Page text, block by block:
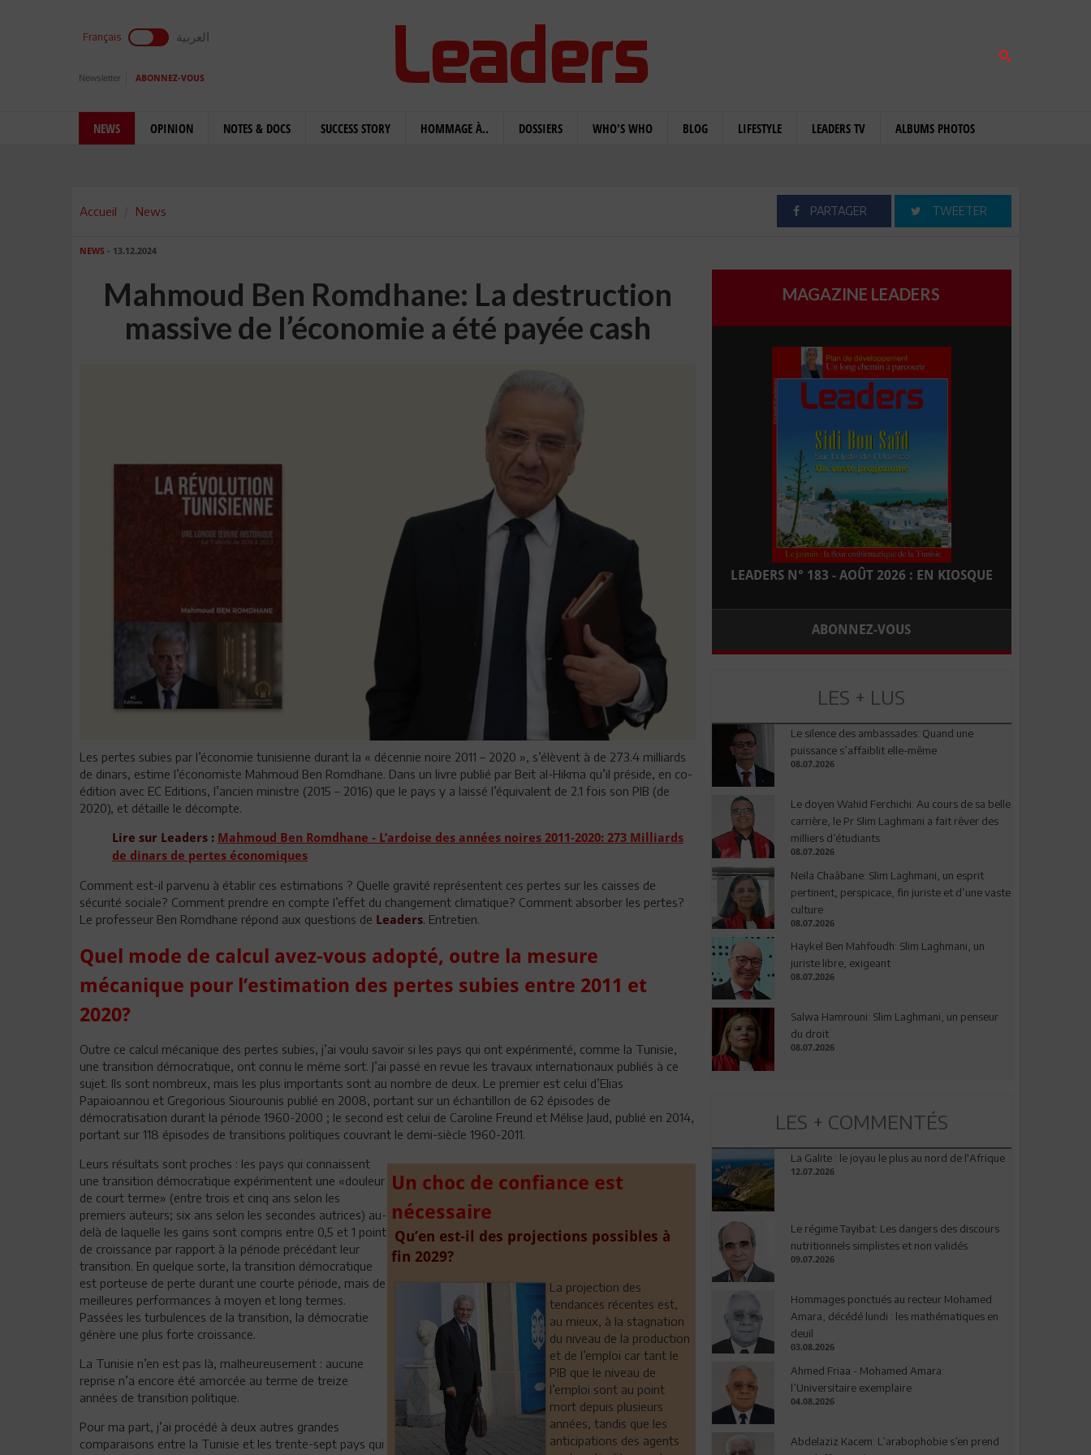
Français العربية
Newsletter ABONNEZ-VOUS
NEWS OPINION NOTES & DOCS SUCCESS STORY HOMMAGE À.. DOSSIERS WHO'S WHO BLOG LIFESTYLE LEADERS TV ALBUMS PHOTOS
Accueil News PARTAGER TWEETER
NEWS - 13.12.2024
Mahmoud Ben Romdhane: La destruction
massive de l’économie a été payée cash
Les pertes subies par l’économie tunisienne durant la « décennie noire 2011 – 2020 », s’élèvent à de 273.4 milliards
de dinars, estime l’économiste Mahmoud Ben Romdhane. Dans un livre publié par Beit al-Hikma qu’il préside, en co-
édition avec EC Editions, l’ancien ministre (2015 – 2016) que le pays y a laissé l’équivalent de 2.1 fois son PIB (de
2020), et détaille le décompte.
Lire sur Leaders : Mahmoud Ben Romdhane - L’ardoise des années noires 2011-2020: 273 Milliards
de dinars de pertes économiques
Comment est-il parvenu à établir ces estimations ? Quelle gravité représentent ces pertes sur les caisses de
sécurité sociale? Comment prendre en compte l’effet du changement climatique? Comment absorber les pertes?
Le professeur Ben Romdhane répond aux questions de Leaders. Entretien.
Quel mode de calcul avez-vous adopté, outre la mesure
mécanique pour l’estimation des pertes subies entre 2011 et
2020?
Outre ce calcul mécanique des pertes subies, j’ai voulu savoir si les pays qui ont expérimenté, comme la Tunisie,
une transition démocratique, ont connu le même sort. J’ai passé en revue les travaux internationaux publiés à ce
sujet. Ils sont nombreux, mais les plus importants sont au nombre de deux. Le premier est celui d’Elias
Papaioannou et Gregorious Siourounis publié en 2008, portant sur un échantillon de 62 épisodes de
démocratisation durant la période 1960-2000 ; le second est celui de Caroline Freund et Mélise Jaud, publié en 2014,
portant sur 118 épisodes de transitions politiques couvrant le demi-siècle 1960-2011.
Un choc de confiance est
nécessaire
Qu’en est-il des projections possibles à
fin 2029?
La projection des
tendances récentes est,
au mieux, à la stagnation
du niveau de la production
et de l’emploi car tant le
PIB que le niveau de
l’emploi sont au point
mort depuis plusieurs
années, tandis que les
anticipations des agents
Leurs résultats sont proches : les pays qui connaissent
une transition démocratique expérimentent une «douleur
de court terme» (entre trois et cinq ans selon les
premiers auteurs; six ans selon les secondes autrices) au-
delà de laquelle les gains sont compris entre 0,5 et 1 point
de croissance par rapport à la période précédant leur
transition. En quelque sorte, la transition démocratique
est porteuse de perte durant une courte période, mais de
meilleures performances à moyen et long termes.
Passées les turbulences de la transition, la démocratie
génère une plus forte croissance.
La Tunisie n’en est pas là, malheureusement : aucune
reprise n’a encore été amorcée au terme de treize
années de transition politique.
Pour ma part, j’ai procédé à deux autres grandes
comparaisons entre la Tunisie et les trente-sept pays qui
MAGAZINE LEADERS
LEADERS N° 183 - AOÛT 2026 : EN KIOSQUE
ABONNEZ-VOUS
LES + LUS
Le silence des ambassades: Quand une
puissance s’affaiblit elle-même
08.07.2026
Le doyen Wahid Ferchichi: Au cours de sa belle
carrière, le Pr Slim Laghmani a fait rêver des
milliers d’étudiants
08.07.2026
Neila Chaâbane: Slim Laghmani, un esprit
pertinent, perspicace, fin juriste et d’une vaste
culture
08.07.2026
Haykel Ben Mahfoudh: Slim Laghmani, un
juriste libre, exigeant
08.07.2026
Salwa Hamrouni: Slim Laghmani, un penseur
du droit
08.07.2026
LES + COMMENTÉS
La Galite : le joyau le plus au nord de l'Afrique
12.07.2026
Le régime Tayibat: Les dangers des discours
nutritionnels simplistes et non validés
09.07.2026
Hommages ponctués au recteur Mohamed
Amara, décédé lundi : les mathématiques en
deuil
03.08.2026
Ahmed Friaa - Mohamed Amara:
l’Universitaire exemplaire
04.08.2026
Abdelaziz Kacem: L’arabophobie s’en prend